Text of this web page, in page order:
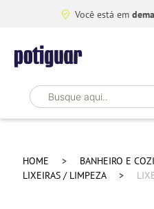
Você está em
HOME
BANHEIRO E
LIXEIRAS / LIMPEZA